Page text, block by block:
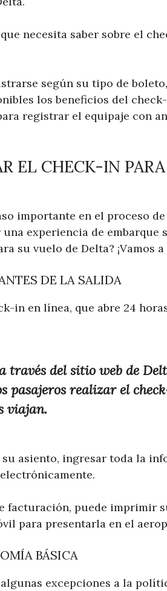
necesita saber sobre el
según su tipo de
los beneficios del
registrar el equipaje con
EL CHECK-IN
importante en el proceso de
experiencia de embarque
su vuelo de Delta? ¡Vamos
DE LA SALIDA
in en línea, que abre 24
través del sitio web de
pasajeros realizar el
viajan.
asiento, ingresar toda la
facturación, puede imprimir
para presentarla en el
BÁSICA
excepciones a la